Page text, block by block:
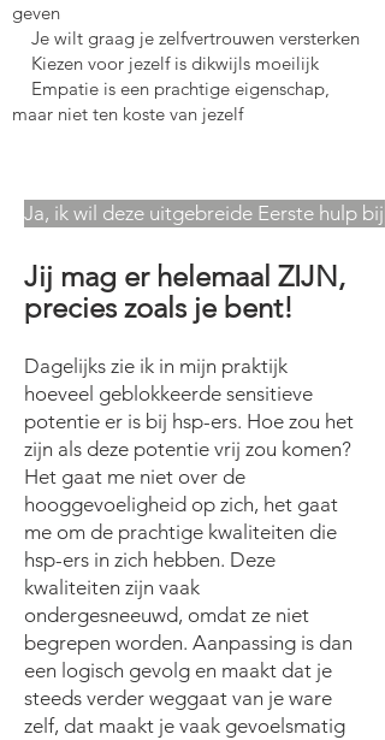
geven
Je wilt graag je zelfvertrouwen versterken
Kiezen voor jezelf is dikwijls moeilijk
Empatie is een prachtige eigenschap,
maar niet ten koste van jezelf
Ja, ik wil deze uitgebreide Eerste hulp bij
Jij mag er helemaal ZIJN,
precies zoals je bent!
Dagelijks zie ik in mijn praktijk
hoeveel geblokkeerde sensitieve
potentie er is bij hsp-ers. Hoe zou het
zijn als deze potentie vrij zou komen?
Het gaat me niet over de
hooggevoeligheid op zich, het gaat
me om de prachtige kwaliteiten die
hsp-ers in zich hebben. Deze
kwaliteiten zijn vaak
ondergesneeuwd, omdat ze niet
begrepen worden. Aanpassing is dan
een logisch gevolg en maakt dat je
steeds verder weggaat van je ware
zelf, dat maakt je vaak gevoelsmatig